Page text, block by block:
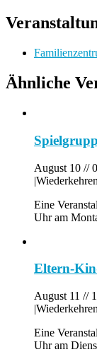
Ähnliche
August 10 //
|
Eine
Uhr am
Eltern-
August 11 //
|
Eine
Uhr am